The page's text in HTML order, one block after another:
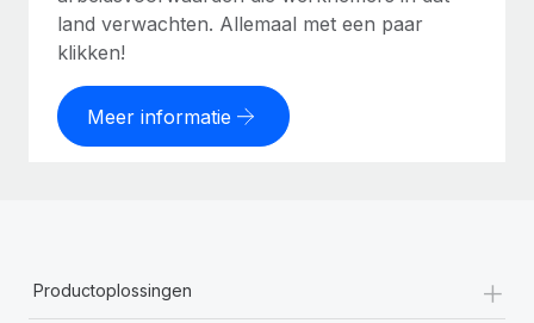
land verwachten. Allemaal met een paar
klikken!
Meer informatie
Productoplossingen +